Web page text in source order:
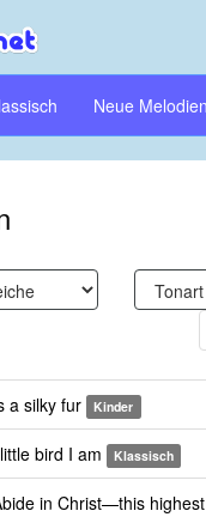
Neue Melodien
a silky fur Kinder
bird I am Klassisch
in Christ—this